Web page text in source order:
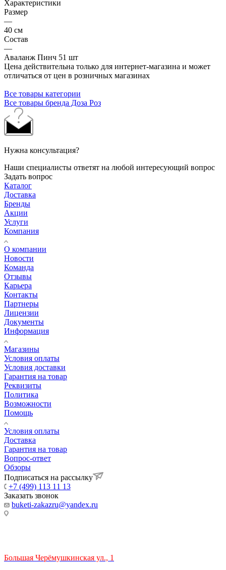
Характеристики
Размер
—
40 см
Состав
—
Аваланж Пинч 51 шт
Цена действительна только для интернет-магазина и может
отличаться от цен в розничных магазинах
Все товары категории
Все товары бренда Доза Роз
Нужна консультация?
Наши специалисты ответят на любой интересующий вопрос
Задать вопрос
Каталог
Доставка
Бренды
Акции
Услуги
Компания
О компании
Новости
Команда
Отзывы
Карьера
Контакты
Партнеры
Лицензии
Документы
Информация
Магазины
Условия оплаты
Условия доставки
Гарантия на товар
Реквизиты
Политика
Возможности
Помощь
Условия оплаты
Доставка
Гарантия на товар
Вопрос-ответ
Обзоры
Подписаться на рассылку
+7 (499) 113 11 13
Заказать звонок
buketi-zakazru@yandex.ru
Большая Черёмушкинская ул., 1